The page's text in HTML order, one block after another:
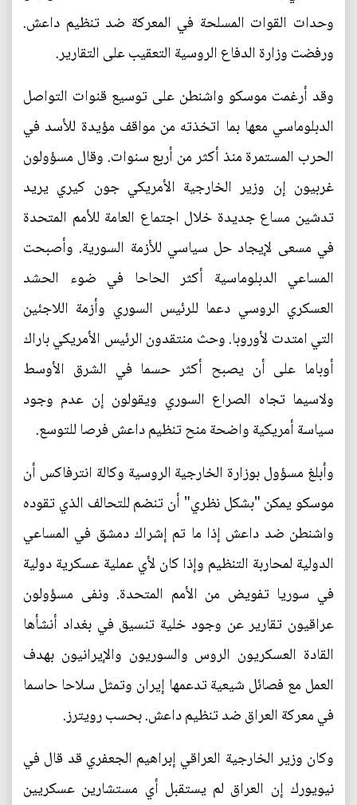
وحدات القوات المسلحة في المعركة ضد تنظيم داعش.
ورفضت وزارة الدفاع الروسية التعقيب على التقارير.
وقد أرغمت موسكو واشنطن على توسيع قنوات التواصل
الدبلوماسي معها بما اتخذته من مواقف مؤيدة للأسد في
الحرب المستمرة منذ أكثر من أربع سنوات. وقال مسؤولون
غربيون إن وزير الخارجية الأمريكي جون كيري يريد
تدشين مساع جديدة خلال اجتماع العامة للأمم المتحدة
في مسعى لإيجاد حل سياسي للأزمة السورية. وأصبحت
المساعي الدبلوماسية أكثر الحاحا في ضوء الحشد
العسكري الروسي دعما للرئيس السوري وأزمة اللاجئين
التي امتدت لأوروبا. وحث منتقدون الرئيس الأمريكي باراك
أوباما على أن يصبح أكثر حسما في الشرق الأوسط
ولاسيما تجاه الصراع السوري ويقولون إن عدم وجود
سياسة أمريكية واضحة منح تنظيم داعش فرصا للتوسع.
وأبلغ مسؤول بوزارة الخارجية الروسية وكالة انترفاكس أن
موسكو يمكن "بشكل نظري" أن تنضم للتحالف الذي تقوده
واشنطن ضد داعش إذا ما تم إشراك دمشق في المساعي
الدولية لمحاربة التنظيم وإذا كان لأي عملية عسكرية دولية
في سوريا تفويض من الأمم المتحدة. ونفى مسؤولون
عراقيون تقارير عن وجود خلية تنسيق في بغداد أنشأها
القادة العسكريون الروس والسوريون والإيرانيون بهدف
العمل مع فصائل شيعية تدعمها إيران وتمثل سلاحا حاسما
في معركة العراق ضد تنظيم داعش. بحسب رويترز.
وكان وزير الخارجية العراقي إبراهيم الجعفري قد قال في
نيويورك إن العراق لم يستقبل أي مستشارين عسكريين